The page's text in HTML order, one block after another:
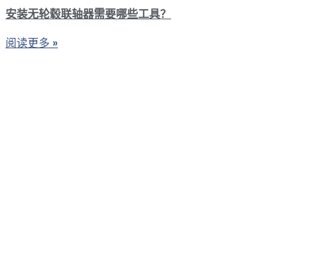
安装无轮毂联轴器需要哪些工具？
阅读更多 »